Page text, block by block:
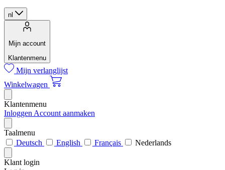
nl
Mijn account
Klantenmenu
Mijn verlanglijst
Winkelwagen
Klantenmenu
Inloggen Account aanmaken
Taalmenu
Deutsch
English Français Nederlands
Klant login